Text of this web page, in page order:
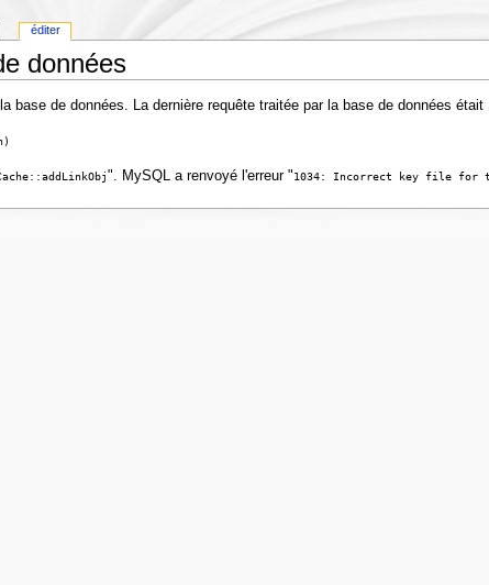
données
base de données. La dernière requête traitée par la base de données était
". MySQL a renvoyé l'erreur "1034: Incorrect key file
éditer